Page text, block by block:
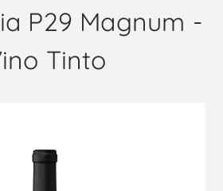
P29 Magnum -
Tinto